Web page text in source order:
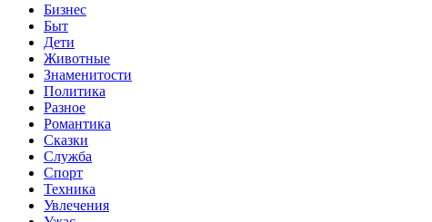
Бизнес
Быт
Дети
Животные
Знаменитости
Политика
Разное
Романтика
Сказки
Служба
Спорт
Техника
Увлечения